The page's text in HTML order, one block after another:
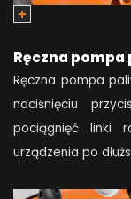
Ręczna pompa
Ręczna pompa
naciśnięciu
pociągnięć linki
urządzenia po